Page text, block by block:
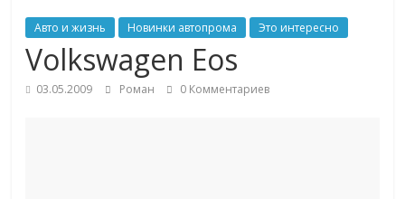
Авто и жизнь Новинки автопрома Это интересно
Volkswagen Eos
03.05.2009 Роман 0 Комментариев